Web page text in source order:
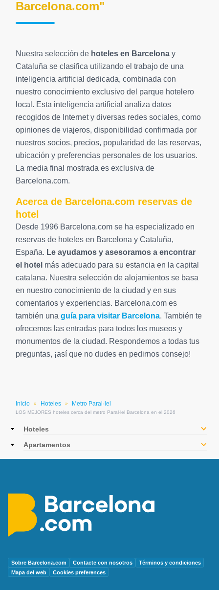
Inicio » Hoteles » Metro Paral·lel
LOS MEJORES hoteles cerca del metro Paral·lel Barcelona en el 2026
Barcelona.com"
Nuestra selección de hoteles en Barcelona y
Cataluña se clasifica utilizando el trabajo de una
inteligencia artificial dedicada, combinada con
nuestro conocimiento exclusivo del parque hotelero
local. Esta inteligencia artificial analiza datos
recogidos de Internet y diversas redes sociales, como
opiniones de viajeros, disponibilidad confirmada por
nuestros socios, precios, popularidad de las reservas,
ubicación y preferencias personales de los usuarios.
La media final mostrada es exclusiva de
Barcelona.com.
Acerca de Barcelona.com reservas de
hotel
Desde 1996 Barcelona.com se ha especializado en
reservas de hoteles en Barcelona y Cataluña,
España. Le ayudamos y asesoramos a encontrar
el hotel más adecuado para su estancia en la capital
catalana. Nuestra selección de alojamientos se basa
en nuestro conocimiento de la ciudad y en sus
comentarios y experiencias. Barcelona.com es
también una guía para visitar Barcelona. También te
ofrecemos las entradas para todos los museos y
monumentos de la ciudad. Respondemos a todas tus
preguntas, ¡así que no dudes en pedirnos consejo!
MainHoteles
Apartamentos
Sobre Barcelona.com Contacte con nosotros
Términos y condiciones
Mapa del web
Cookies preferences